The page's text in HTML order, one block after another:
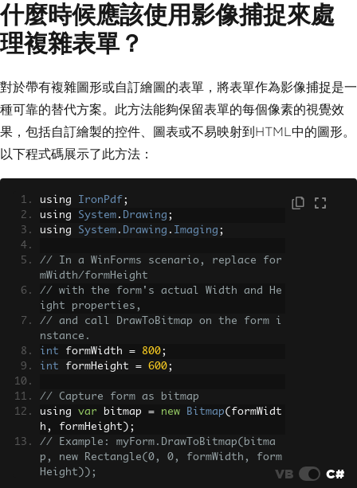
什麼時候應該使用影像捕捉來處
理複雜表單？
對於帶有複雜圖形或自訂繪圖的表單，將表單作為影像捕捉是一
種可靠的替代方案。此方法能夠保留表單的每個像素的視覺效
果，包括自訂繪製的控件、圖表或不易映射到HTML中的圖形。
以下程式碼展示了此方法：
using IronPdf ;
using System . Drawing ;
using System . Drawing . Imaging ;
// In a WinForms scenario, replace for
mWidth/formHeight
// with the form's actual Width and He
ight properties,
// and call DrawToBitmap on the form i
nstance.
int formWidth = 800;
int formHeight = 600;
// Capture form as bitmap
using var bitmap = new Bitmap( formWidt
h , formHeight );
// Example: myForm.DrawToBitmap(bitma
p, new Rectangle(0, 0, formWidth, form
Height));
VB C#